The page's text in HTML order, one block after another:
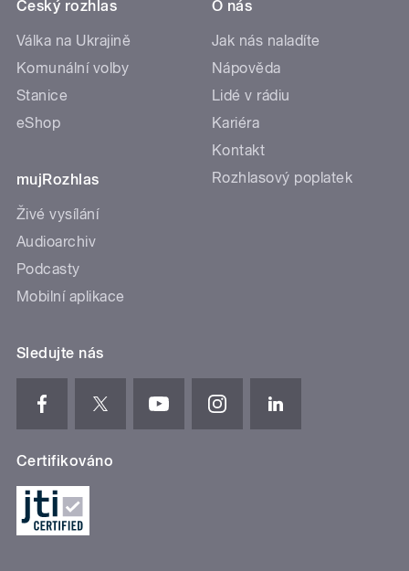
Český rozhlas
Válka na Ukrajině
Komunální volby
Stanice
eShop
mujRozhlas
Živé vysílání
Audioarchiv
Podcasty
Mobilní aplikace
O nás
Jak nás naladíte
Nápověda
Lidé v rádiu
Kariéra
Kontakt
Rozhlasový poplatek
Sledujte nás
Certifikováno